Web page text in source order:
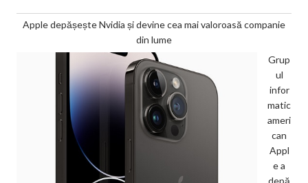
Apple depășește Nvidia și devine cea mai valoroasă companie
din lume
Grup
ul
infor
matic
ameri
can
Appl
e a
depă